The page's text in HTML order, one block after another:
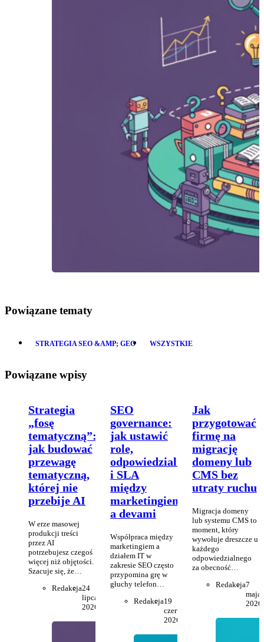
Powiązane tematy
STRATEGIA SEO &AMP; GEO WSZYSTKIE
Powiązane wpisy
Strategia
„fosę
tematyczną”:
jak budować
przewagę
tematyczną,
której nie
przebije AI
W erze masowej
produkcji treści
przez AI
potrzebujesz czegoś
więcej niż objętości.
Szacuje się, że…
Redakcja24
lipca
2026
SEO
governance:
jak ustawić
role,
odpowiedzialności
i SLA
między
marketingiem
a devami
Współpraca między
marketingiem a
działem IT w
zakresie SEO często
przypomina grę w
głuchy telefon…
Redakcja19
czerwca
2026
Jak
przygotować
firmę na
migrację
domeny lub
CMS bez
utraty ruchu
Migracja domeny
lub systemu CMS to
moment, który
wywołuje dreszcze u
każdego
odpowiedzialnego
za obecność…
Redakcja7
maja
2026